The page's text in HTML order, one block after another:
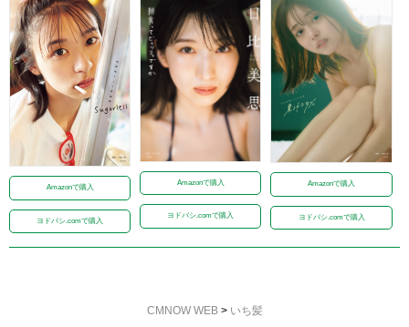
Amazonで購入
ヨドバシ.comで購入
Amazonで購入
ヨドバシ.comで購入
Amazonで購入
ヨドバシ.comで購入
CMNOW WEB> いち髪